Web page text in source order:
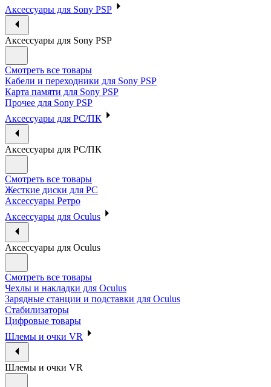
Аксессуары для Sony PSP
Аксессуары для Sony PSP
Смотреть все товары
Кабели и переходники для Sony PSP
Карта памяти для Sony PSP
Прочее для Sony PSP
Аксессуары для PC/ПК
Аксессуары для PC/ПК
Смотреть все товары
Жесткие диски для PC
Аксессуары Ретро
Аксессуары для Oculus
Аксессуары для Oculus
Смотреть все товары
Чехлы и накладки для Oculus
Зарядные станции и подставки для Oculus
Стабилизаторы
Цифровые товары
Шлемы и очки VR
Шлемы и очки VR